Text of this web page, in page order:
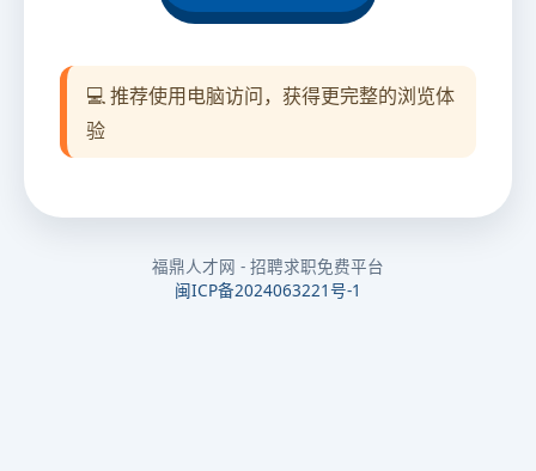
💻 推荐使用电脑访问，获得更完整的浏览体
验
福鼎人才网 - 招聘求职免费平台
闽ICP备2024063221号-1